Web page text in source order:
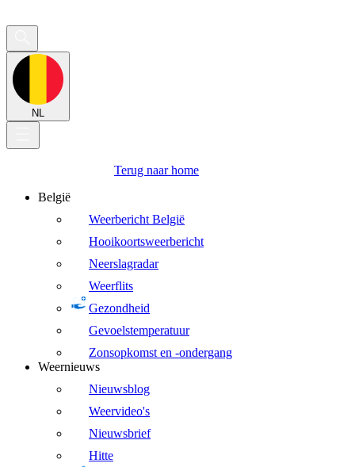
NL
Terug naar home
België
Weerbericht België
Hooikoortsweerbericht
Neerslagradar
Weerflits
Gezondheid
Gevoelstemperatuur
Zonsopkomst en -ondergang
Weernieuws
Nieuwsblog
Weervideo's
Nieuwsbrief
Hitte